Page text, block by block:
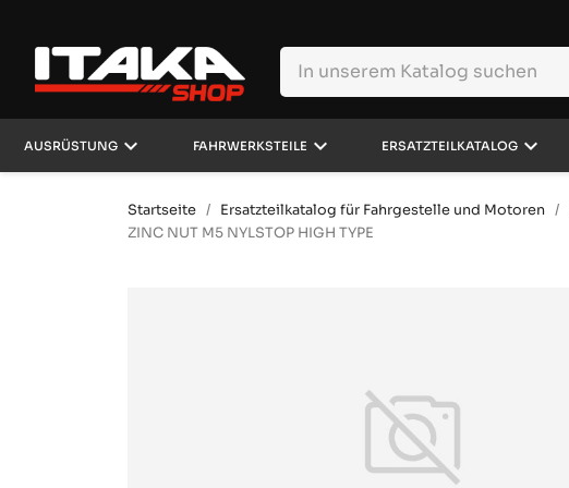
AUSRÜSTUNG keyboard_arrow_down FAHRWERKSTEILE keyboard_arrow_down ERSATZTEILKATALOG keyboard_arrow_down
Startseite Ersatzteilkatalog für Fahrgestelle und Motoren
ZINC NUT M5 NYLSTOP HIGH TYPE